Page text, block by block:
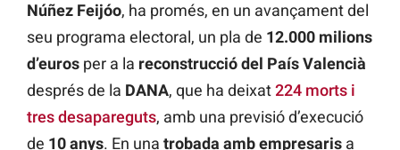
Núñez Feijóo, ha promés, en un avançament del
seu programa electoral, un pla de 12.000 milions
d’euros per a la reconstrucció del País Valencià
després de la DANA, que ha deixat224 morts i
tres desapareguts, amb una previsió d’execució
de 10 anys. En una trobada amb empresaris a